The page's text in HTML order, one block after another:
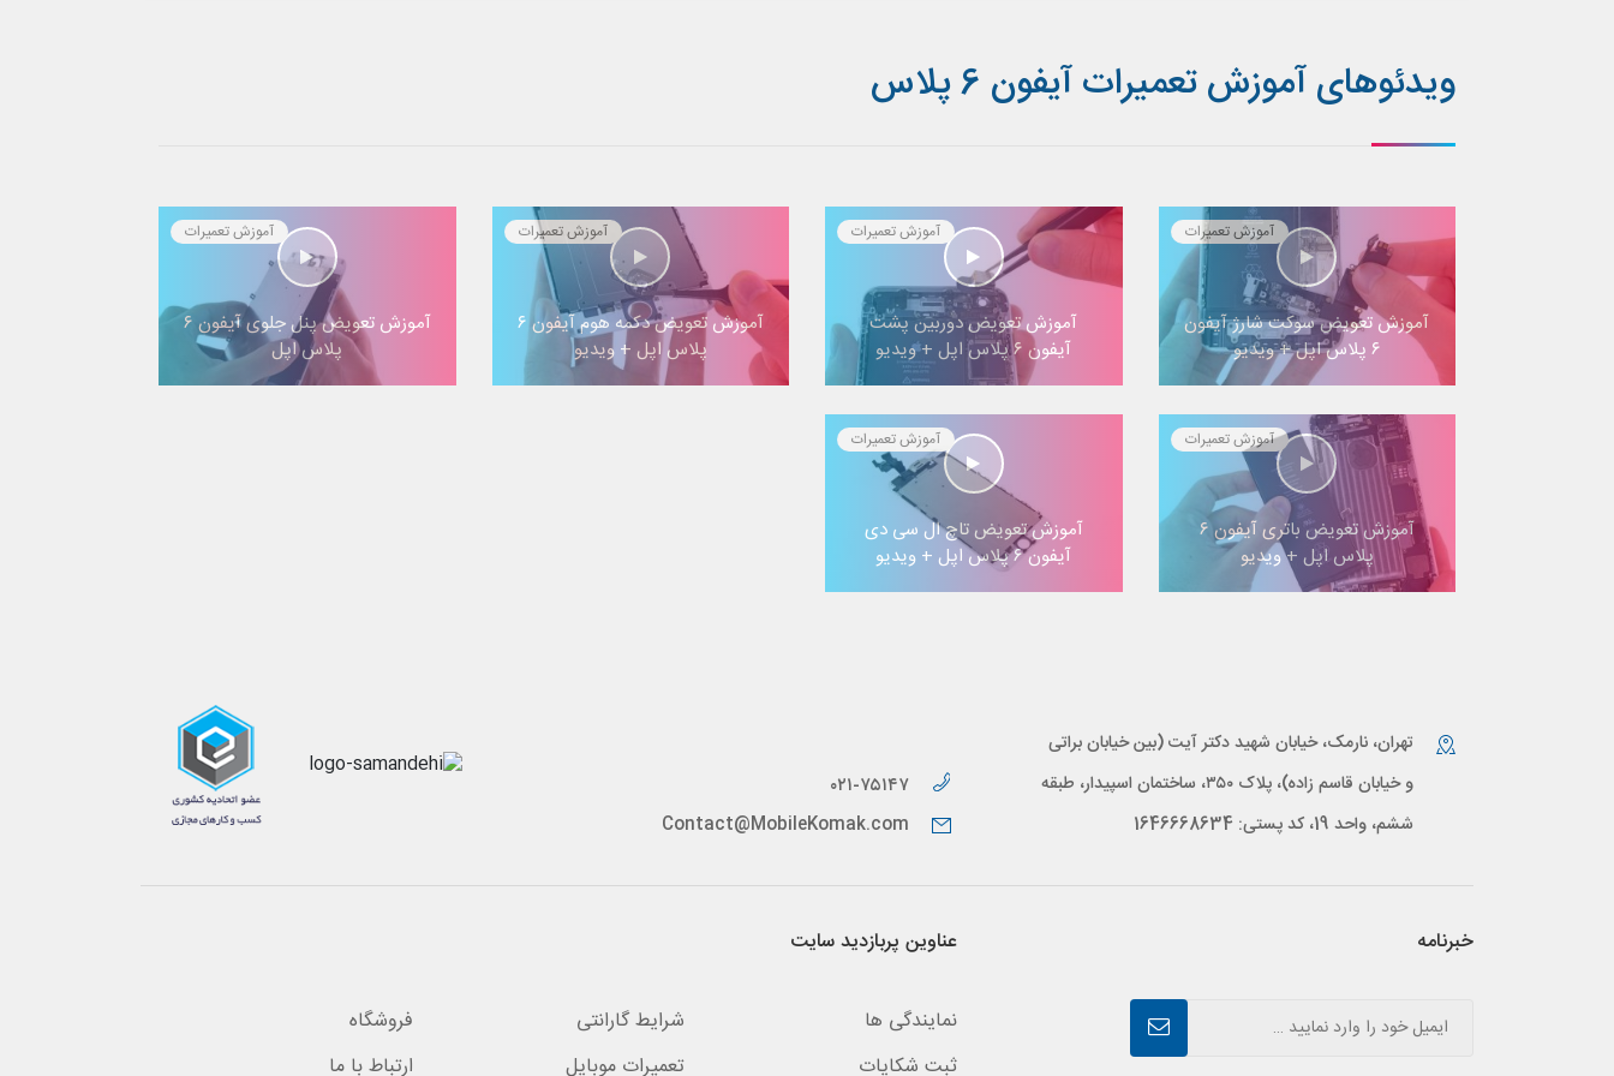
ویدئوهای آموزش تعمیرات آیفون 6 پلاس
آموزش تعویض سوکت شارژ آیفون
۶ پلاس اپل + ویدیو
آموزش تعمیرات
آموزش تعویض دوربین پشت
آیفون ۶ پلاس اپل + ویدیو
آموزش تعمیرات
آموزش تعویض دکمه هوم آیفون ۶
پلاس اپل + ویدیو
آموزش تعمیرات
آموزش تعویض پنل جلوی آیفون ۶
پلاس اپل
آموزش تعمیرات
آموزش تعویض باتری آیفون ۶
پلاس اپل + ویدیو
آموزش تعمیرات
آموزش تعویض تاچ ال سی دی
آیفون ۶ پلاس اپل + ویدیو
آموزش تعمیرات
تهران، نارمک، خیابان شهید دکتر آیت (بین خیابان براتی
و خیابان قاسم زاده)، پلاک ۳۵۰، ساختمان اسپیدار، طبقه
ششم، واحد 19، کد پستی: 1646668634
۰۲۱-۷۵۱۴۷
Contact@MobileKomak.com
خبرنامه عناوین پربازدید سایت
نمایندگی ها شرایط گارانتی
فروشگاه
ثبت شکایات
تعمیرات موبایل ارتباط با ما